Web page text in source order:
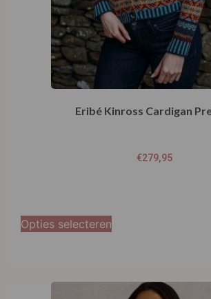
Eribé Kinross Cardigan
€279,95
Opties selecteren